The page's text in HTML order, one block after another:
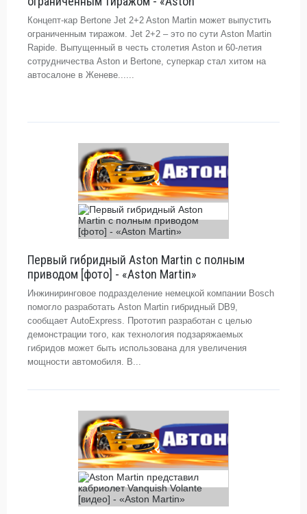
Концепт-кар Bertone Jet 2+2 Aston Martin может выпустить
ограниченным тиражом. Jet 2+2 – это по сути Aston Martin
Rapide. Выпущенный в честь столетия Aston и 60-летия
сотрудничества Aston и Bertone, суперкар стал хитом на
автосалоне в Женеве......
Первый гибридный Aston Martin с полным
приводом [фото] - «Aston Martin»
Инжиниринговое подразделение немецкой компании Bosch
помогло разработать Aston Martin гибридный DB9,
сообщает AutoExpress. Прототип разработан с целью
демонстрации того, как технология подзаряжаемых
гибридов может быть использована для увеличения
мощности автомобиля. В...